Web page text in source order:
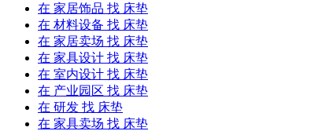
在 家居饰品 找 床垫
在 材料设备 找 床垫
在 家居卖场 找 床垫
在 家具设计 找 床垫
在 室内设计 找 床垫
在 产业园区 找 床垫
在 研发 找 床垫
在 家具卖场 找 床垫